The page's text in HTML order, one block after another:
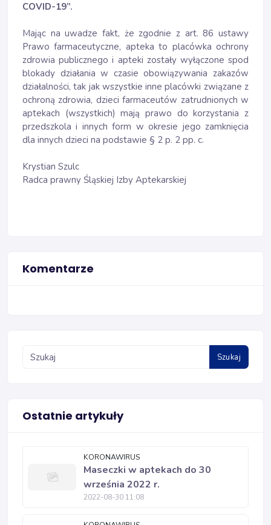
COVID-19”.
Mając na uwadze fakt, że zgodnie z art. 86 ustawy
Prawo farmaceutyczne, apteka to placówka ochrony
zdrowia publicznego i apteki zostały wyłączone spod
blokady działania w czasie obowiązywania zakazów
działalności, tak jak wszystkie inne placówki związane z
ochroną zdrowia, dzieci farmaceutów zatrudnionych w
aptekach (wszystkich) mają prawo do korzystania z
przedszkola i innych form w okresie jego zamknięcia
dla innych dzieci na podstawie § 2 p. 2 pp. c.
Krystian Szulc
Radca prawny Śląskiej Izby Aptekarskiej
Komentarze
Szukaj
Ostatnie artykuły
KORONAWIRUS
Maseczki w aptekach do 30
września 2022 r.
2022-08-30 11:08